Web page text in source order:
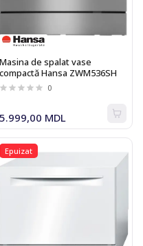
Masina de spalat vase
compactă Hansa ZWM536SH
0
5.999,00 MDL
Epuizat